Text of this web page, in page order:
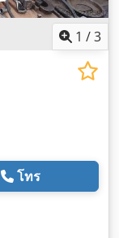
1 /3
โทร